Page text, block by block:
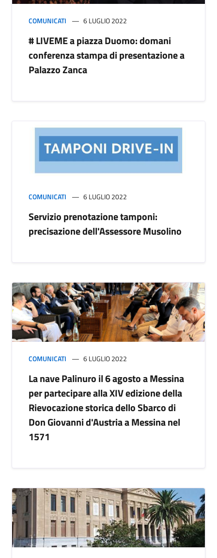
COMUNICATI 6 LUGLIO 2022
# LIVEME a piazza Duomo: domani
conferenza stampa di presentazione a
Palazzo Zanca
COMUNICATI 6 LUGLIO 2022
Servizio prenotazione tamponi:
precisazione dell'Assessore Musolino
COMUNICATI 6 LUGLIO 2022
La nave Palinuro il 6 agosto a Messina
per partecipare alla XIV edizione della
Rievocazione storica dello Sbarco di
Don Giovanni d'Austria a Messina nel
1571